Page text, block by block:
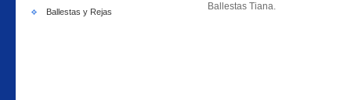
Ballestas y Rejas
Ballestas Tiana.